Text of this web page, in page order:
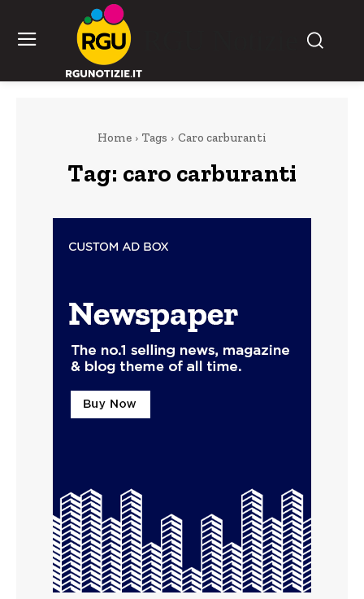
Home Tags Caro carburanti
Tag: caro carburanti